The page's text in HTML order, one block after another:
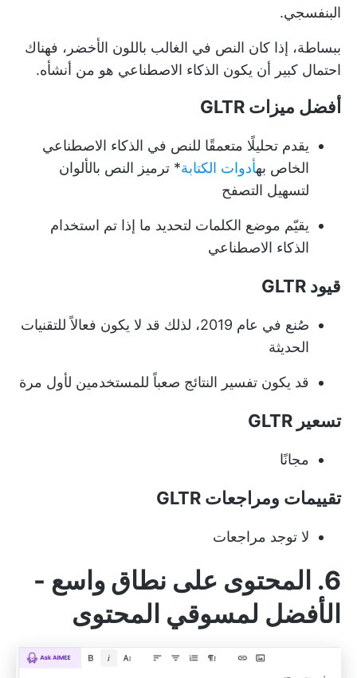
البنفسجي.
ببساطة، إذا كان النص في الغالب باللون الأخضر، فهناك
احتمال كبير أن يكون الذكاء الاصطناعي هو من أنشأه.
أفضل ميزات GLTR
يقدم تحليلًا متعمقًا للنص في الذكاء الاصطناعي
الخاص بهأدوات الكتابة* ترميز النص بالألوان
لتسهيل التصفح
يقيّم موضع الكلمات لتحديد ما إذا تم استخدام
الذكاء الاصطناعي
قيود GLTR
صُنع في عام 2019، لذلك قد لا يكون فعالاً للتقنيات
الحديثة
قد يكون تفسير النتائج صعباً للمستخدمين لأول مرة
تسعير GLTR
مجانًا
تقييمات ومراجعات GLTR
لا توجد مراجعات
6. المحتوى على نطاق واسع -
الأفضل لمسوقي المحتوى